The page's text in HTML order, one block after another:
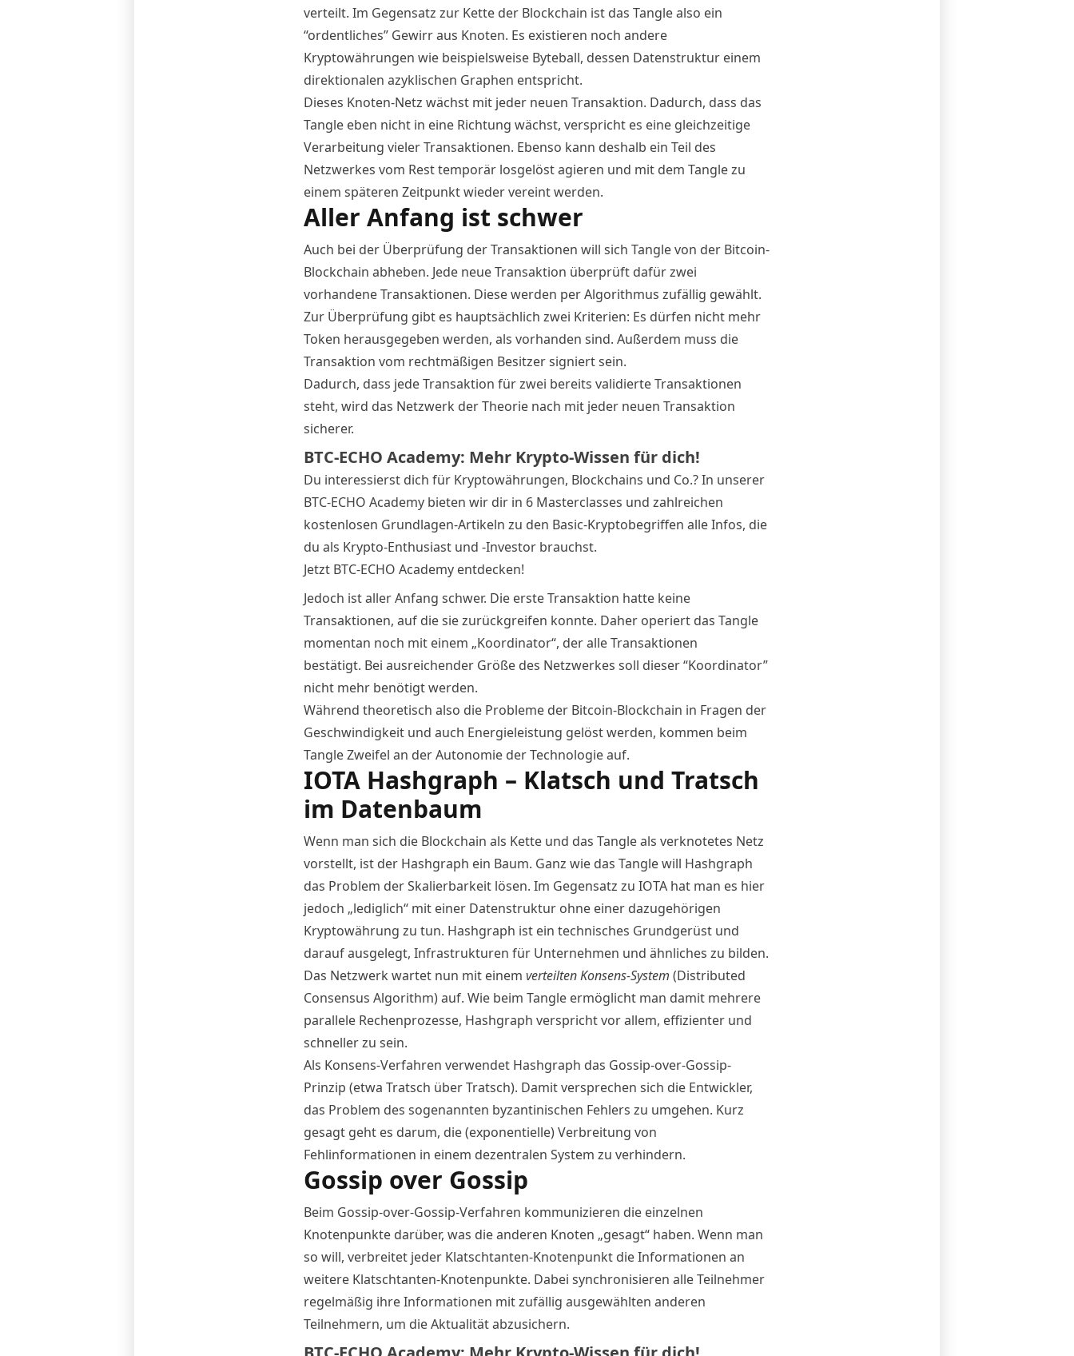
verteilt. Im Gegensatz zur Kette der Blockchain ist das Tangle also ein
“ordentliches” Gewirr aus Knoten. Es existieren noch andere
Kryptowährungen wie beispielsweise Byteball, dessen Datenstruktur einem
direktionalen azyklischen Graphen entspricht.
Dieses Knoten-Netz wächst mit jeder neuen Transaktion. Dadurch, dass das
Tangle eben nicht in eine Richtung wächst, verspricht es eine gleichzeitige
Verarbeitung vieler Transaktionen. Ebenso kann deshalb ein Teil des
Netzwerkes vom Rest temporär losgelöst agieren und mit dem Tangle zu
einem späteren Zeitpunkt wieder vereint werden.
Aller Anfang ist schwer
Auch bei der Überprüfung der Transaktionen will sich Tangle von der Bitcoin-
Blockchain abheben. Jede neue Transaktion überprüft dafür zwei
vorhandene Transaktionen. Diese werden per Algorithmus zufällig gewählt.
Zur Überprüfung gibt es hauptsächlich zwei Kriterien: Es dürfen nicht mehr
Token herausgegeben werden, als vorhanden sind. Außerdem muss die
Transaktion vom rechtmäßigen Besitzer signiert sein.
Dadurch, dass jede Transaktion für zwei bereits validierte Transaktionen
steht, wird das Netzwerk der Theorie nach mit jeder neuen Transaktion
sicherer.
BTC-ECHO Academy: Mehr Krypto-Wissen für dich!
Du interessierst dich für Kryptowährungen, Blockchains und Co.? In unserer
BTC-ECHO Academy bieten wir dir in 6 Masterclasses und zahlreichen
kostenlosen Grundlagen-Artikeln zu den Basic-Kryptobegriffen alle Infos, die
du als Krypto-Enthusiast und -Investor brauchst.
Jetzt BTC-ECHO Academy entdecken!
Jedoch ist aller Anfang schwer. Die erste Transaktion hatte keine
Transaktionen, auf die sie zurückgreifen konnte. Daher operiert das Tangle
momentan noch mit einem „Koordinator“, der alle Transaktionen
bestätigt. Bei ausreichender Größe des Netzwerkes soll dieser “Koordinator”
nicht mehr benötigt werden.
Während theoretisch also die Probleme der Bitcoin-Blockchain in Fragen der
Geschwindigkeit und auch Energieleistung gelöst werden, kommen beim
Tangle Zweifel an der Autonomie der Technologie auf.
IOTA Hashgraph – Klatsch und Tratsch
im Datenbaum
Wenn man sich die Blockchain als Kette und das Tangle als verknotetes Netz
vorstellt, ist der Hashgraph ein Baum. Ganz wie das Tangle will Hashgraph
das Problem der Skalierbarkeit lösen. Im Gegensatz zu IOTA hat man es hier
jedoch „lediglich“ mit einer Datenstruktur ohne einer dazugehörigen
Kryptowährung zu tun. Hashgraph ist ein technisches Grundgerüst und
darauf ausgelegt, Infrastrukturen für Unternehmen und ähnliches zu bilden.
Das Netzwerk wartet nun mit einem verteilten Konsens-System (Distributed
Consensus Algorithm) auf. Wie beim Tangle ermöglicht man damit mehrere
parallele Rechenprozesse, Hashgraph verspricht vor allem, effizienter und
schneller zu sein.
Als Konsens-Verfahren verwendet Hashgraph das Gossip-over-Gossip-
Prinzip (etwa Tratsch über Tratsch). Damit versprechen sich die Entwickler,
das Problem des sogenannten byzantinischen Fehlers zu umgehen. Kurz
gesagt geht es darum, die (exponentielle) Verbreitung von
Fehlinformationen in einem dezentralen System zu verhindern.
Gossip over Gossip
Beim Gossip-over-Gossip-Verfahren kommunizieren die einzelnen
Knotenpunkte darüber, was die anderen Knoten „gesagt“ haben. Wenn man
so will, verbreitet jeder Klatschtanten-Knotenpunkt die Informationen an
weitere Klatschtanten-Knotenpunkte. Dabei synchronisieren alle Teilnehmer
regelmäßig ihre Informationen mit zufällig ausgewählten anderen
Teilnehmern, um die Aktualität abzusichern.